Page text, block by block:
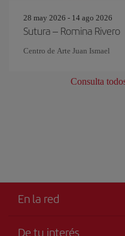
28 may 2026 - 14 ago 2026
Sutura – Romina Rivero
Centro de Arte Juan Ismael
Consulta
En la red
De tu interés